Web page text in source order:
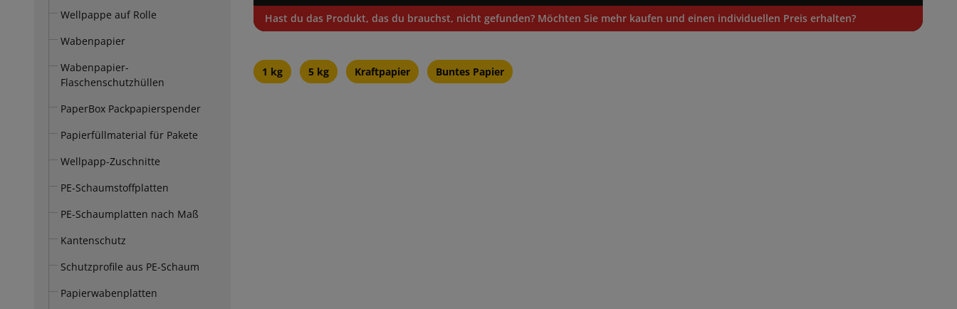
Wellpappe auf Rolle
Wabenpapier
Wabenpapier-
Flaschenschutzhüllen
PaperBox Packpapierspender
Papierfüllmaterial für Pakete
Wellpapp-Zuschnitte
PE-Schaumstoffplatten
PE-Schaumplatten nach Maß
Kantenschutz
Schutzprofile aus PE-Schaum
Papierwabenplatten
Hast du das Produkt, das du brauchst, nicht gefunden? Möchten Sie mehr kaufen und einen individuellen Preis erhalten?
1 kg 5 kg Kraftpapier Buntes Papier